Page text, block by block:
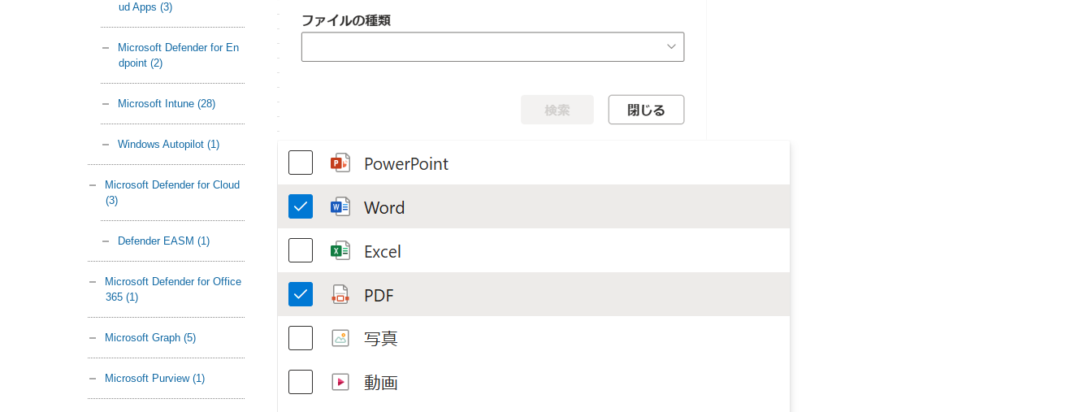
ud Apps (3)
Microsoft Defender for En
dpoint (2)
Microsoft Intune (28)
Windows Autopilot (1)
Microsoft Defender for Cloud
(3)
Defender EASM (1)
Microsoft Defender for Office
365 (1)
Microsoft Graph (5)
Microsoft Purview (1)